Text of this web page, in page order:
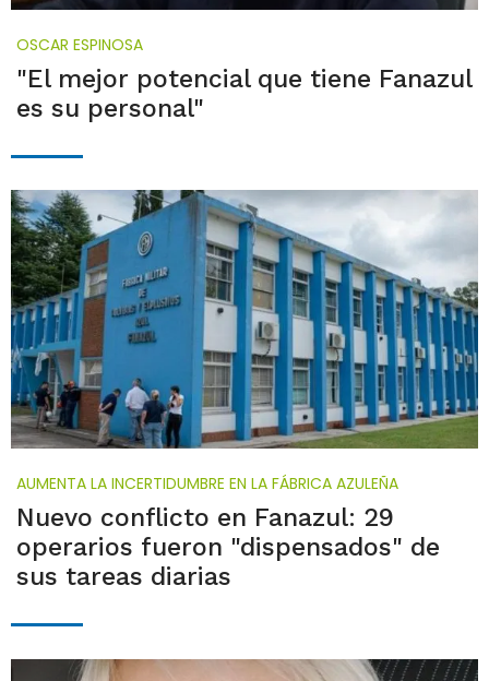
OSCAR ESPINOSA
"El mejor potencial que tiene Fanazul
es su personal"
AUMENTA LA INCERTIDUMBRE EN LA FÁBRICA AZULEÑA
Nuevo conflicto en Fanazul: 29
operarios fueron "dispensados" de
sus tareas diarias